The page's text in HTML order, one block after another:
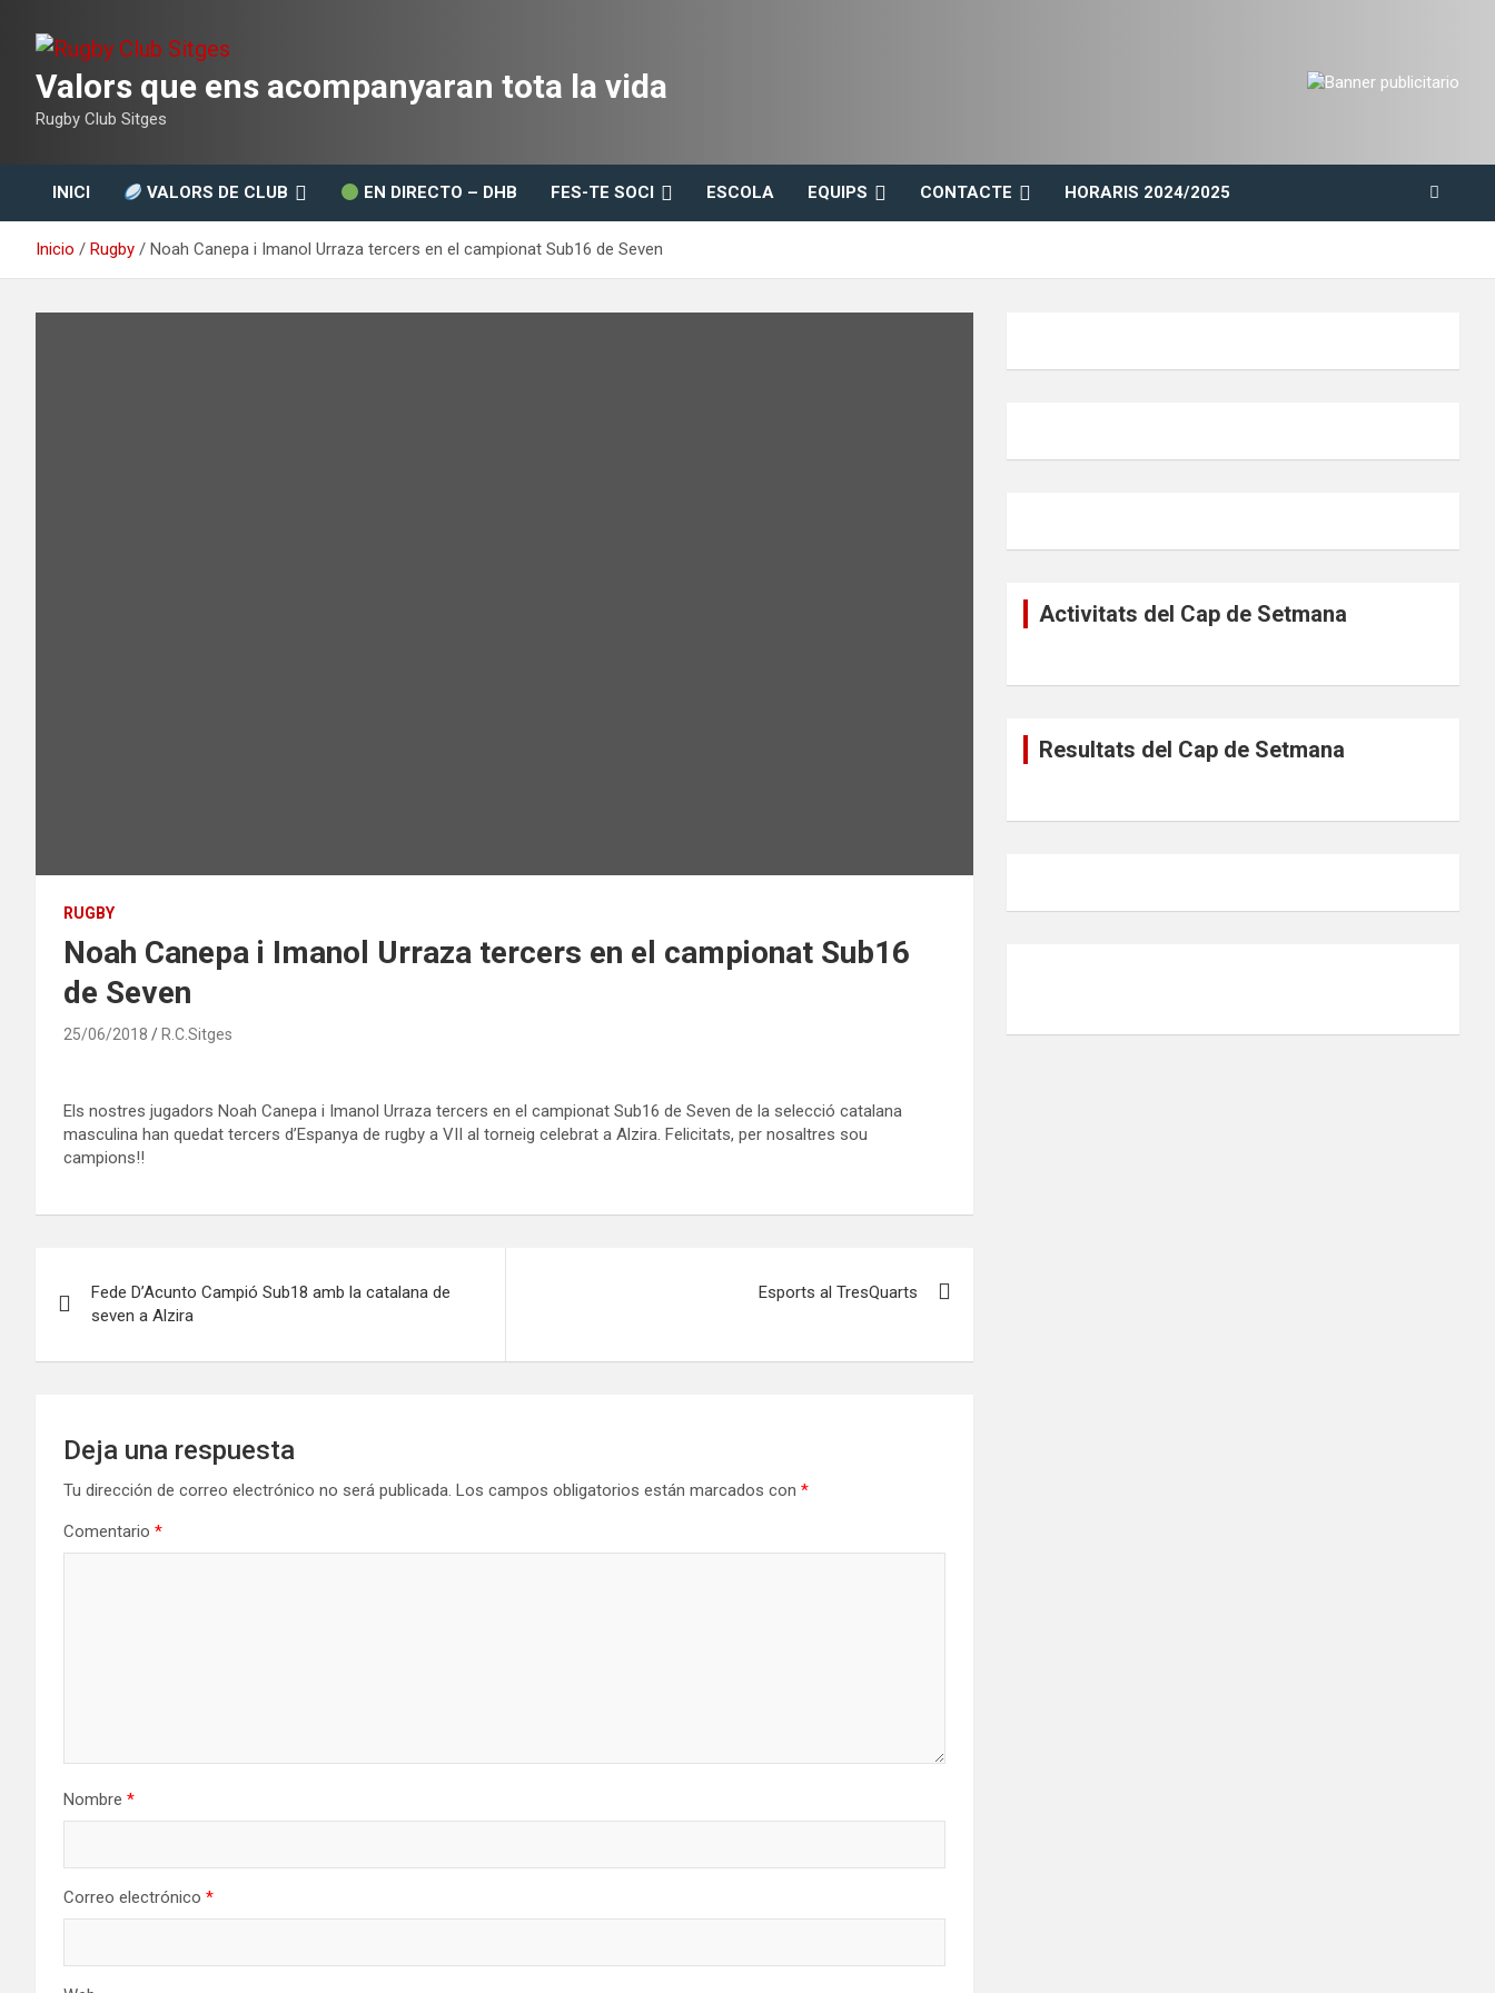
contenido
Valors que ens acompanyaran tota la vida
Rugby Club Sitges
INICI VALORS DE CLUB EN DIRECTO – DHB FES-TE SOCI ESCOLA EQUIPS CONTACTE HORARIS 2024/2025
Inicio Rugby Noah Canepa i Imanol Urraza tercers en el campionat Sub16 de Seven
RUGBY
Noah Canepa i Imanol Urraza tercers en el campionat Sub16
de Seven
25/06/2018 R.C.Sitges
Els nostres jugadors Noah Canepa i Imanol Urraza tercers en el campionat Sub16 de Seven de la selecció catalana
masculina han quedat tercers d’Espanya de rugby a VII al torneig celebrat a Alzira. Felicitats, per nosaltres sou
campions!!
de
entradas
Fede D’Acunto Campió Sub18 amb la catalana de
seven a Alzira
Esports al TresQuarts
Deja una respuesta
Tu dirección de correo electrónico no será publicada. Los campos obligatorios están marcados con *
Comentario *
Nombre *
Correo electrónico *
Activitats del Cap de Setmana
Resultats del Cap de Setmana